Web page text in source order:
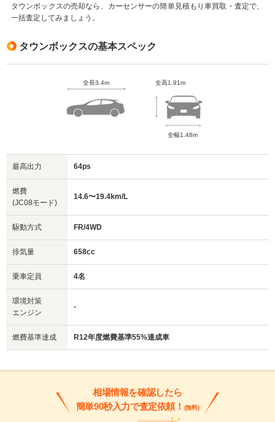
タウンボックスの売却なら、カーセンサーの簡単見積もり車買取・査定で、
一括査定してみましょう。
タウンボックスの基本スペック
全長3.4m 全高1.91m
全幅1.48m
最高出力 64ps
燃費
(JC08モード)
14.6〜19.4km/L
駆動方式 FR/4WD
排気量 658cc
乗車定員 4名
環境対策
エンジン
-
燃費基準達成 R12年度燃費基準55%達成車
相場情報を確認したら
簡単90秒入力で査定依頼！ (無料)